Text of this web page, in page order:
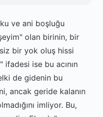
ve ani boşluğu
olan birinin, bir
bir yok oluş hissi
ifadesi ise bu acının
de gidenin bu
ancak geride kalanın
imliyor. Bu,